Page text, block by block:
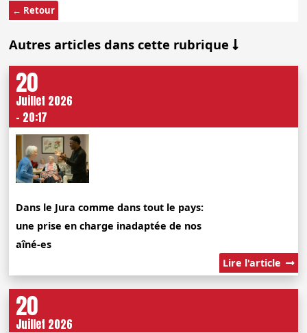
← Retour
Autres articles dans cette rubrique
20
Juillet 2026
- 20:17
Dans le Jura comme dans tout le pays:
une prise en charge inadaptée de nos
aîné-es
Lire l'article
20
Juillet 2026